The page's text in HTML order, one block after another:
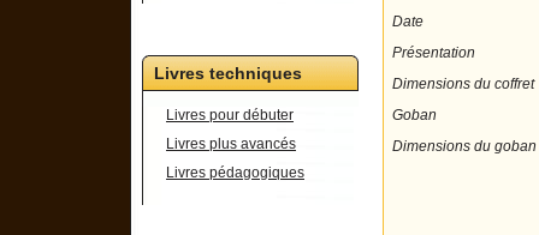
Livres techniques
Livres pour débuter
Livres plus avancés
Livres pédagogiques
Date
Présentation
Dimensions du coffret
Goban
Dimensions du goban